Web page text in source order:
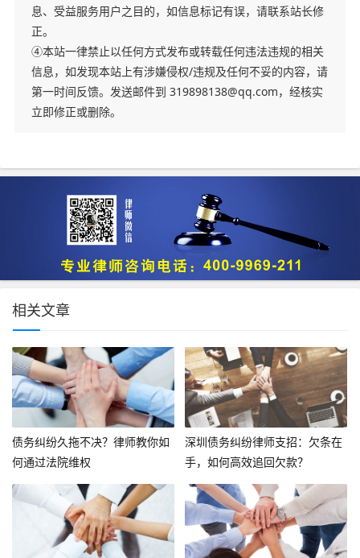
息、受益服务用户之目的，如信息标记有误，请联系站长修
正。
④本站一律禁止以任何方式发布或转载任何违法违规的相关
信息，如发现本站上有涉嫌侵权/违规及任何不妥的内容，请
第一时间反馈。发送邮件到 319898138@qq.com，经核实
立即修正或删除。
相关文章
债务纠纷久拖不决？律师教你如
何通过法院维权
深圳债务纠纷律师支招：欠条在
手，如何高效追回欠款？